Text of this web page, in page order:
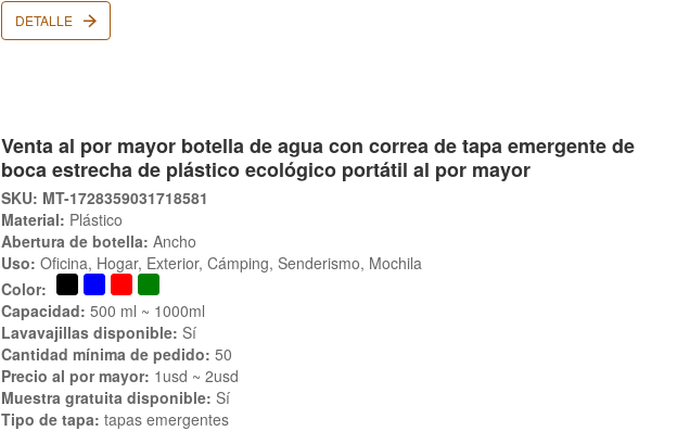
DETALLE
Venta al por mayor botella de agua con correa de tapa emergente de
boca estrecha de plástico ecológico portátil al por mayor
SKU: MT-1728359031718581
Material: Plástico
Abertura de botella: Ancho
Uso: Oficina, Hogar, Exterior, Cámping, Senderismo, Mochila
Color:
Capacidad: 500 ml ~ 1000ml
Lavavajillas disponible: Sí
Cantidad mínima de pedido: 50
Precio al por mayor: 1usd ~ 2usd
Muestra gratuita disponible: Sí
Tipo de tapa: tapas emergentes